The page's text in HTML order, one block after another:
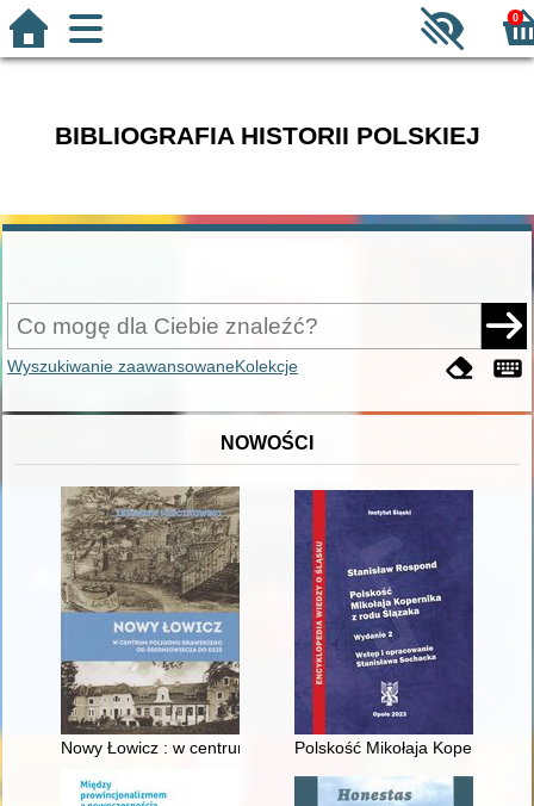
0
BIBLIOGRAFIA HISTORII POLSKIEJ
Wyszukiwanie zaawansowaneKolekcje
NOWOŚCI
Nowy Łowicz : w centrum poligonu drawskiego od
Polskość Mikołaja Kopernika z